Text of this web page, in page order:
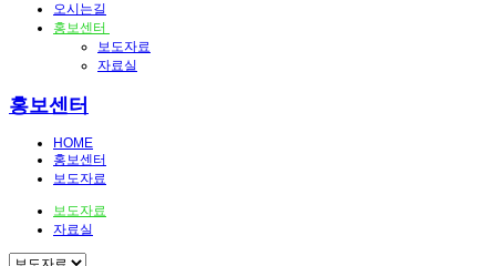
오시는길
홍보센터
보도자료
자료실
홍보센터
HOME
홍보센터
보도자료
보도자료
자료실